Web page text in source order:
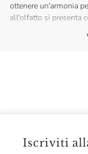
ottenere un'armonia
all'olfatto si presenta
incontrano con dei
Iscriviti